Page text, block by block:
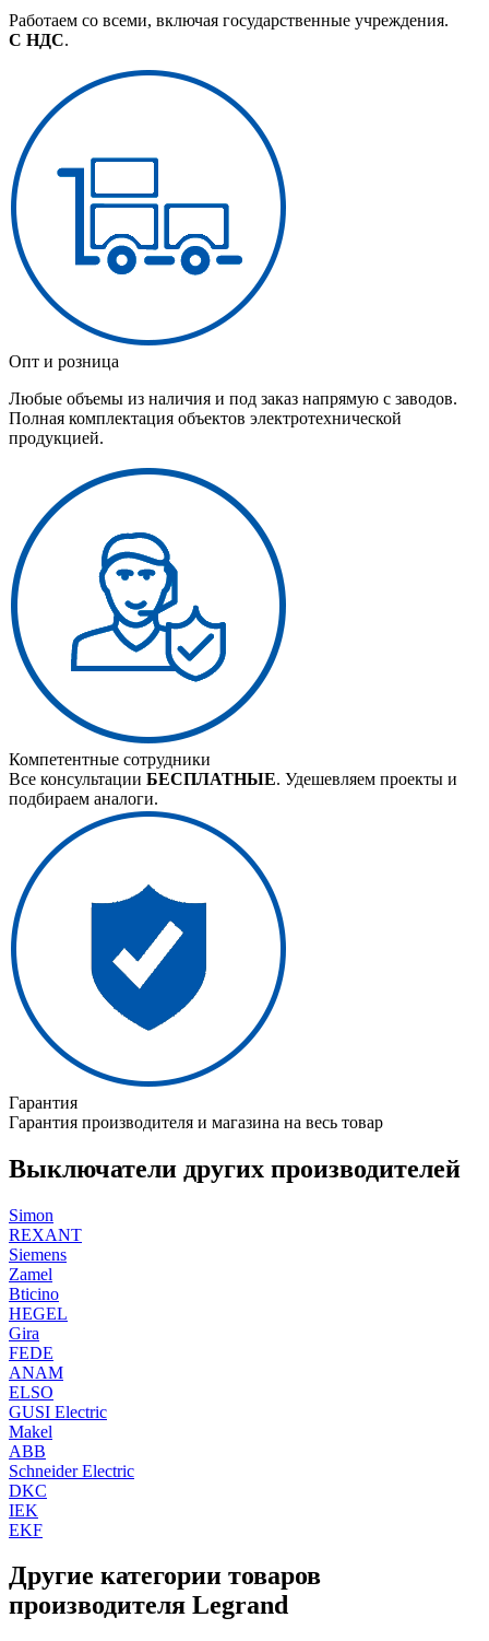
Работаем со всеми, включая государственные учреждения.
С НДС.
Опт и розница
Любые объемы из наличия и под заказ напрямую с заводов.
Полная комплектация объектов электротехнической
продукцией.
Компетентные сотрудники
Все консультации БЕСПЛАТНЫЕ. Удешевляем проекты и
подбираем аналоги.
Гарантия
Гарантия производителя и магазина на весь товар
Выключатели других производителей
Simon
REXANT
Siemens
Zamel
Bticino
HEGEL
Gira
FEDE
ANAM
ELSO
GUSI Electric
Makel
ABB
Schneider Electric
DKC
IEK
EKF
Другие категории товаров
производителя Legrand